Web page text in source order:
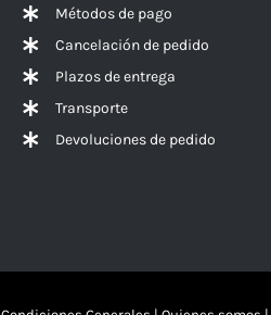
Métodos de pago
Cancelación de pedido
Plazos de entrega
Transporte
Devoluciones de pedido